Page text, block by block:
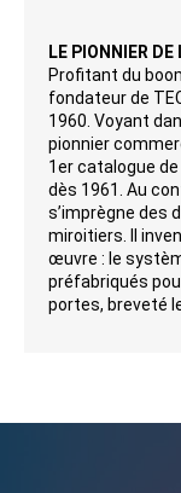
LE PIONNIER DE
Profitant du
fondateur de
1960. Voyant
pionnier
1er catalogue
dès 1961. Au
s’imprègne des
miroitiers. Il
œuvre : le
préfabriqués
portes, breveté